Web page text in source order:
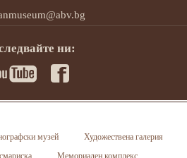
ни:
музей
Художествена галерия